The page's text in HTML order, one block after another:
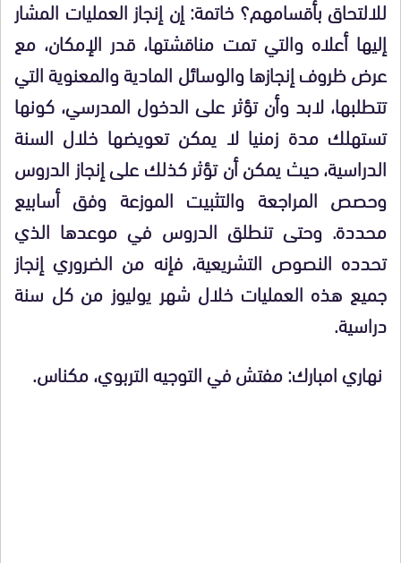
للالتحاق بأقسامهم؟ خاتمة: إن إنجاز العمليات المشار
إليها أعلاه والتي تمت مناقشتها، قدر الإمكان، مع
عرض ظروف إنجازها والوسائل المادية والمعنوية التي
تتطلبها، لابد وأن تؤثر على الدخول المدرسي، كونها
تستهلك مدة زمنيا لا يمكن تعويضها خلال السنة
الدراسية، حيث يمكن أن تؤثر كذلك على إنجاز الدروس
وحصص المراجعة والتثبيت الموزعة وفق أسابيع
محددة. وحتى تنطلق الدروس في موعدها الذي
تحدده النصوص التشريعية، فإنه من الضروري إنجاز
جميع هذه العمليات خلال شهر يوليوز من كل سنة
دراسية.
نهاري امبارك: مفتش في التوجيه التربوي، مكناس.